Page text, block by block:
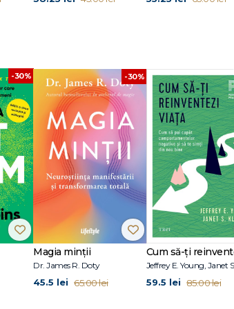
-30% -30%
Magia minții
Dr. James R. Doty
45.5 lei 65.00 lei 59.5 lei 85.00 lei